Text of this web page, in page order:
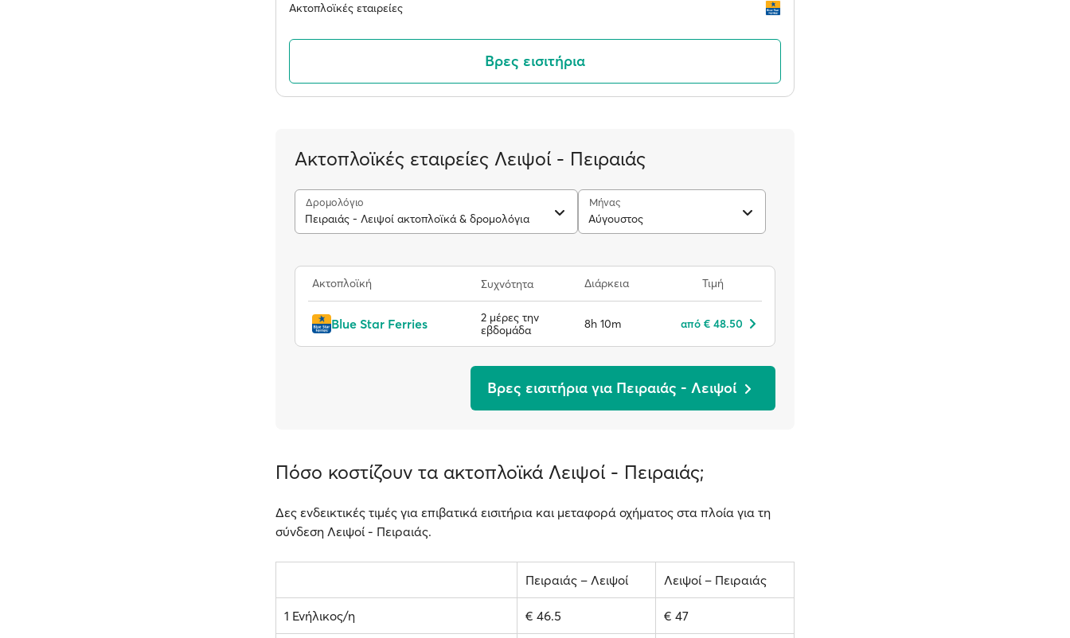
Ακτοπλοϊκές εταιρείες
Βρες εισιτήρια
Ακτοπλοϊκές εταιρείες Λειψοί - Πειραιάς
Δρομολόγιο
Πειραιάς - Λειψοί ακτοπλοϊκά & δρομολόγια
Μήνας
Αύγουστος
Ακτοπλοϊκή Συχνότητα Διάρκεια Τιμή
Blue Star Ferries
2 μέρες την
εβδομάδα
8h 10m από € 48.50
Βρες εισιτήρια για Πειραιάς - Λειψοί
Πόσο κοστίζουν τα ακτοπλοϊκά Λειψοί - Πειραιάς;
Δες ενδεικτικές τιμές για επιβατικά εισιτήρια και μεταφορά οχήματος στα πλοία για τη
σύνδεση Λειψοί - Πειραιάς.
Πειραιάς – Λειψοί Λειψοί – Πειραιάς
1 Ενήλικος/η € 46.5 € 47